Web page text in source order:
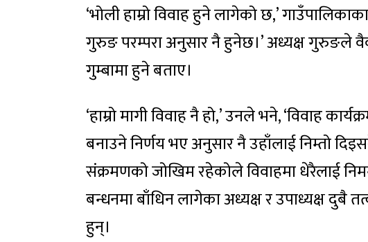
‘भोली हाम्रो विवाह हुने लागेको छ,’
गुरुङ परम्परा अनुसार नै हुनेछ।’ अध्यक्ष गुरुङले
गुम्बामा हुने बताए।
‘हाम्रो मागी विवाह नै हो,’ उनले भने, ‘विवाह
बनाउने निर्णय भए अनुसार नै उहाँलाई निम्तो
संक्रमणको जोखिम रहेकोले विवाहमा धेरैलाई
बन्धनमा बाँधिन लागेका अध्यक्ष र उपाध्यक्ष दुबै
हुन्।